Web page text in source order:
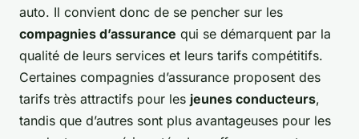
auto. Il convient donc de se pencher sur les
compagnies d’assurance qui se démarquent par la
qualité de leurs services et leurs tarifs compétitifs.
Certaines compagnies d’assurance proposent des
tarifs très attractifs pour les jeunes conducteurs,
tandis que d’autres sont plus avantageuses pour les